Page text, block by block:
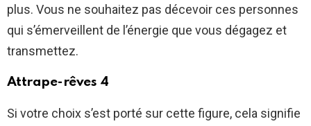
plus. Vous ne souhaitez pas décevoir ces personnes
qui s’émerveillent de l’énergie que vous dégagez et
transmettez.
Attrape-rêves 4
Si votre choix s’est porté sur cette figure, cela signifie